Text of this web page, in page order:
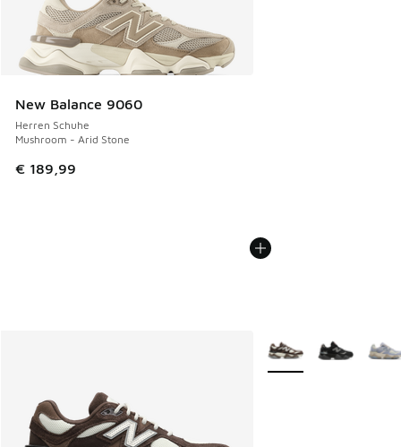
New Balance 9060
Herren Schuhe
Mushroom - Arid Stone
€ 189,99
Weitere Farben